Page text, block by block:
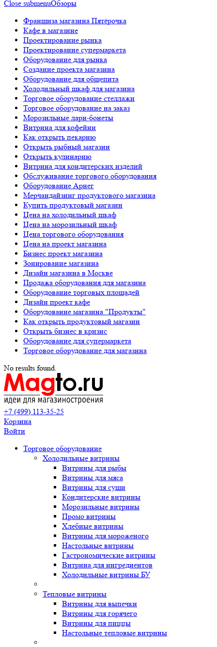
Close submenuОбзоры
Франшиза магазина Пятёрочка
Кафе в магазине
Проектирование рынка
Проектирование супермаркета
Оборудование для рынка
Создание проекта магазина
Оборудование для общепита
Холодильный шкаф для магазина
Торговое оборудование стеллажи
Торговое оборудование на заказ
Морозильные лари-бонеты
Витрина для кофейни
Как открыть пекарню
Открыть рыбный магазин
Открыть кулинарию
Витрина для кондитерских изделий
Обслуживание торгового оборудования
Оборудование Арнег
Мерчандайзинг продуктового магазина
Купить продуктовый магазин
Цена на холодильный шкаф
Цена на морозильный шкаф
Цена торгового оборудования
Цена на проект магазина
Бизнес проект магазина
Зонирование магазина
Дизайн магазина в Москве
Продажа оборудования для магазина
Оборудование торговых площадей
Дизайн проект кафе
Оборудование магазина "Продукты"
Как открыть продуктовый магазин
Открыть бизнес в кризис
Оборудование для супермаркета
Торговое оборудование для магазина
No results found.
+7 (499) 113-35-25
Корзина
Войти
Свернуть/
развернуть
Торговое оборудованиe
Холодильные витрины
Витрины для рыбы
Витрины для мяса
Витрины для суши
Кондитерские витрины
Морозильные витрины
Промо витрины
Хлебные витрины
Витрины для мороженого
Настольные витрины
Гастрономические витрины
Витрина для ингредиентов
Холодильные витрины БУ
Тепловые витрины
Витрины для выпечки
Витрины для горячего
Витрины для пиццы
Настольные тепловые витрины